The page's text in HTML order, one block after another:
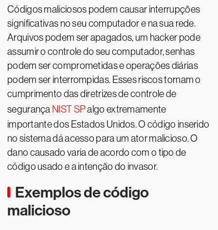
Códigos maliciosos podem causar interrupções
significativas no seu computador e na sua rede.
Arquivos podem ser apagados, um hacker pode
assumir o controle do seu computador, senhas
podem ser comprometidas e operações diárias
podem ser interrompidas. Esses riscos tornam o
cumprimento das diretrizes de controle de
segurança NIST SPalgo extremamente
importante dos Estados Unidos. O código inserido
no sistema dá acesso para um ator malicioso. O
dano causado varia de acordo com o tipo de
código usado e a intenção do invasor.
Exemplos de código
malicioso